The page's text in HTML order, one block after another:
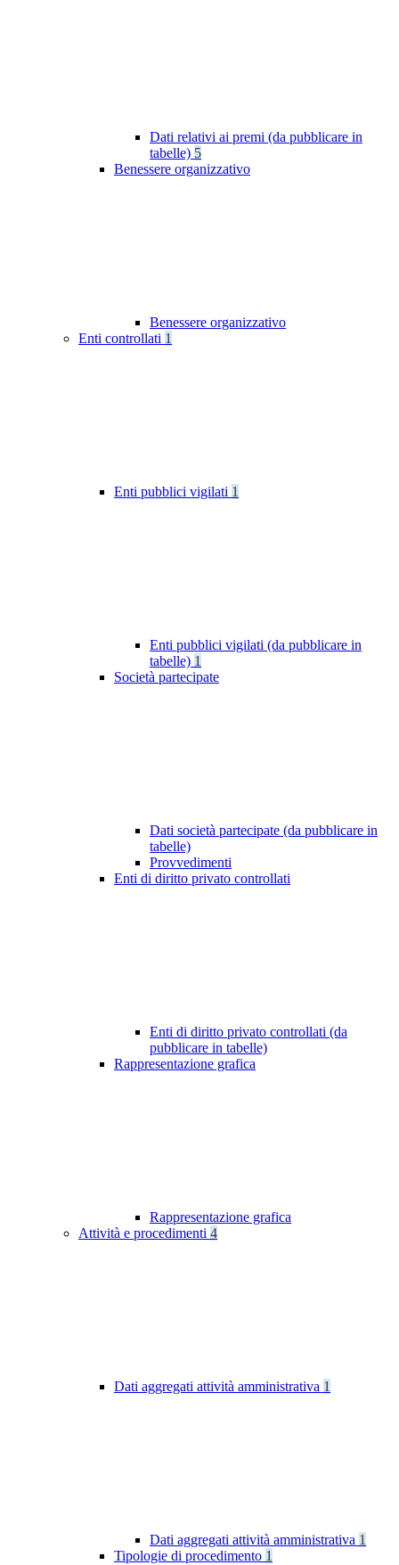
Dati relativi ai premi (da pubblicare in
tabelle) 5
Benessere organizzativo
Benessere organizzativo
Enti controllati 1
Enti pubblici vigilati 1
Enti pubblici vigilati (da pubblicare in
tabelle) 1
Società partecipate
Dati società partecipate (da pubblicare in
tabelle)
Provvedimenti
Enti di diritto privato controllati
Enti di diritto privato controllati (da
pubblicare in tabelle)
Rappresentazione grafica
Rappresentazione grafica
Attività e procedimenti 4
Dati aggregati attività amministrativa 1
Dati aggregati attività amministrativa 1
Tipologie di procedimento 1